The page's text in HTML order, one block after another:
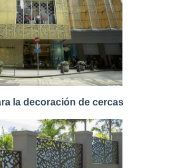
la decoración de cercas